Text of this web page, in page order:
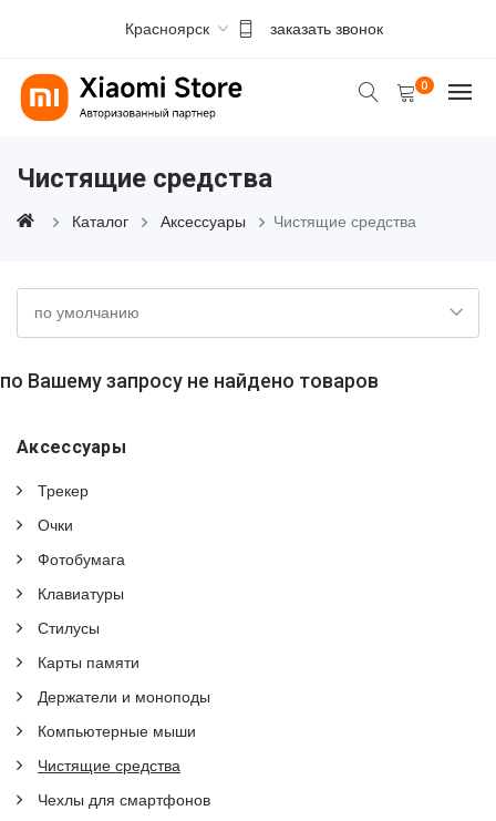
Красноярск заказать звонок
0
Чистящие средства
Каталог Аксессуары Чистящие средства
по Вашему запросу не найдено товаров
Аксессуары
Трекер
Очки
Фотобумага
Клавиатуры
Стилусы
Карты памяти
Держатели и моноподы
Компьютерные мыши
Чистящие средства
Чехлы для смартфонов